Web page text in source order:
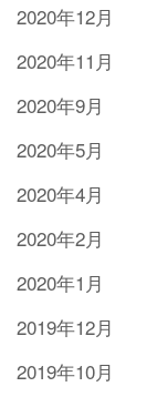
2020年12月
2020年11月
2020年9月
2020年5月
2020年4月
2020年2月
2020年1月
2019年12月
2019年10月